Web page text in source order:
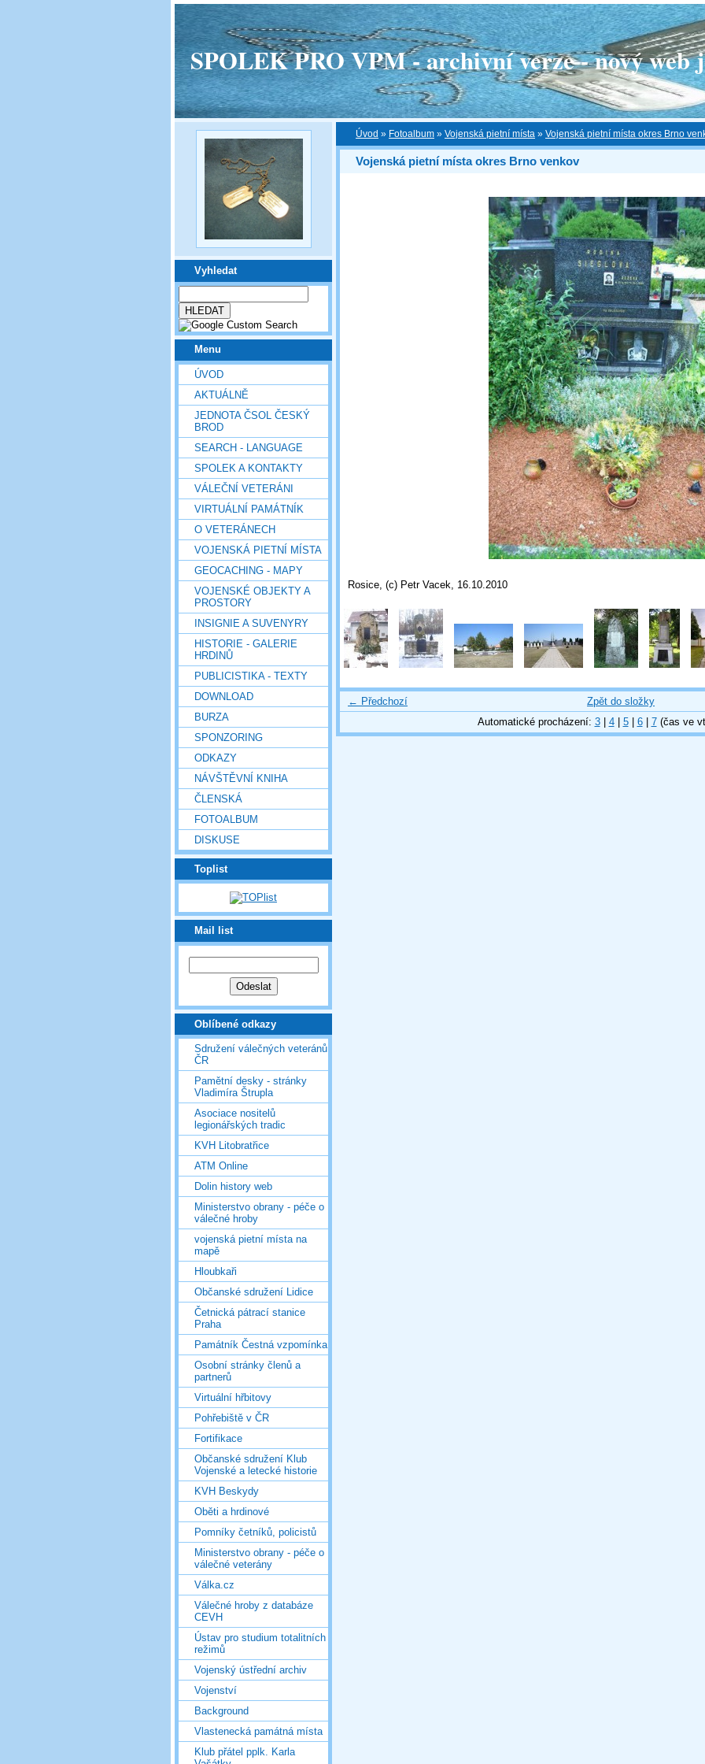
SPOLEK PRO VPM - archivní verze - nový web
Vyhledat
Menu
ÚVOD
AKTUÁLNĚ
JEDNOTA ČSOL ČESKÝ
BROD
SEARCH - LANGUAGE
SPOLEK A KONTAKTY
VÁLEČNÍ VETERÁNI
VIRTUÁLNÍ PAMÁTNÍK
O VETERÁNECH
VOJENSKÁ PIETNÍ MÍSTA
GEOCACHING - MAPY
VOJENSKÉ OBJEKTY A
PROSTORY
INSIGNIE A SUVENYRY
HISTORIE - GALERIE
HRDINŮ
PUBLICISTIKA - TEXTY
DOWNLOAD
BURZA
SPONZORING
ODKAZY
NÁVŠTĚVNÍ KNIHA
ČLENSKÁ
FOTOALBUM
DISKUSE
Toplist
Mail list
Oblíbené odkazy
Sdružení válečných veteránů
ČR
Pamětní desky - stránky
Vladimíra Štrupla
Asociace nositelů
legionářských tradic
KVH Litobratřice
ATM Online
Dolin history web
Ministerstvo obrany - péče o
válečné hroby
vojenská pietní místa na
mapě
Hloubkaři
Občanské sdružení Lidice
Četnická pátrací stanice
Praha
Památník Čestná vzpomínka
Osobní stránky členů a
partnerů
Virtuální hřbitovy
Pohřebiště v ČR
Fortifikace
Občanské sdružení Klub
Vojenské a letecké historie
KVH Beskydy
Oběti a hrdinové
Pomníky četníků, policistů
Ministerstvo obrany - péče o
válečné veterány
Válka.cz
Válečné hroby z databáze
CEVH
Ústav pro studium totalitních
režimů
Vojenský ústřední archiv
Vojenství
Background
Vlastenecká památná místa
Klub přátel pplk. Karla
Úvod » Fotoalbum » Vojenská pietní místa » Vojenská pietní místa okres Brno
Vojenská pietní místa okres Brno venkov
Rosice, (c) Petr Vacek, 16.10.2010
← Předchozí
Zpět do složky
Automatické procházení: 3| 4| 5| 6| 7(čas ve